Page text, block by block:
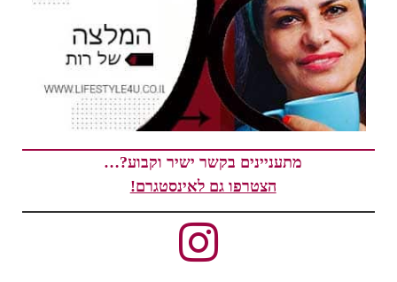
מתעניינים בקשר ישיר וקבוע?…
הצטרפו גם לאינסטגרם!